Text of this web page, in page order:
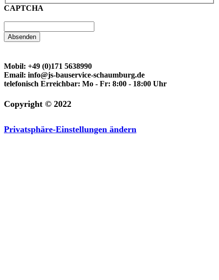
CAPTCHA
Mobil: +49 (0)171 5638990
Email: info@js-bauservice-schaumburg.de
telefonisch Erreichbar: Mo - Fr: 8:00 - 18:00 Uhr
Copyright © 2022
Privatsphäre-Einstellungen ändern